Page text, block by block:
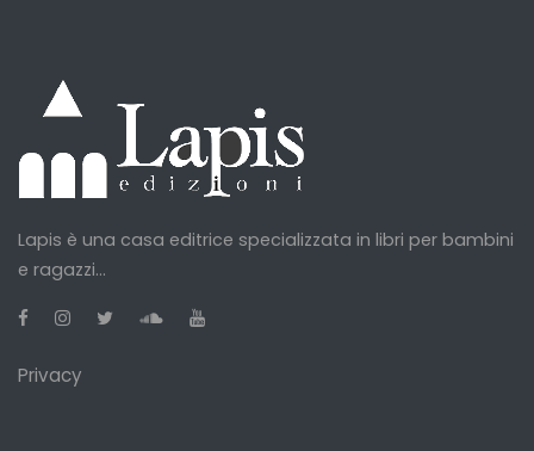
Lapis è una casa editrice specializzata in libri per bambini
e ragazzi...
Privacy